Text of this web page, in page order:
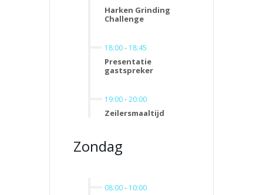
Harken Grinding
Challenge
18:00- 18:45
Presentatie
gastspreker
19:00-20:00
Zeilersmaaltijd
Zondag
08:00- 10:00